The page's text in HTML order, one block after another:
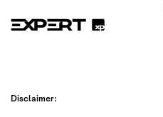
Disclaimer: